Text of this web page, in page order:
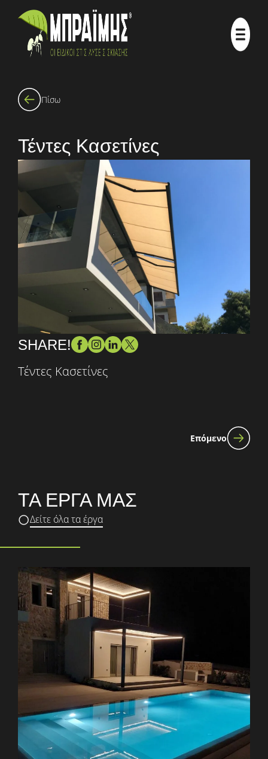
Πίσω
Τέντες Κασετίνες
SHARE!
Τέντες Κασετίνες
Επόμενο
ΤΑ ΕΡΓΑ ΜΑΣ
Δείτε όλα τα έργα